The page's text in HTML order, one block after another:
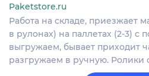
Paketstore.ru
Работа на складе, приезжает
в рулонах) на паллетах (2-3) с
выгружаем, бывает приходит
разгружаем в ручную. Ролики